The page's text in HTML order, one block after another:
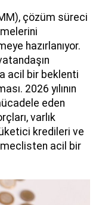
çözüm süreci
hazırlanıyor.
acil bir beklenti
2026 yılının
eden
varlık
kredileri ve
acil bir